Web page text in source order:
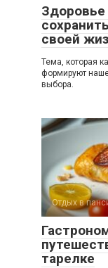
своей
Тема, которая
формируют
выбора.
Отдых в
тарелке